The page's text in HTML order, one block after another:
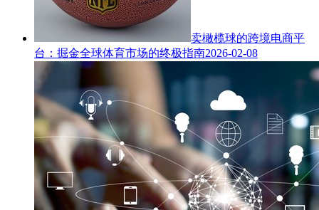
卖橄榄球的跨境电商平
台：掘金全球体育市场的终极指南2026-02-08